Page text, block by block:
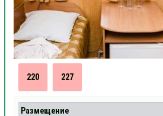
220 227
Размещение